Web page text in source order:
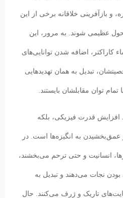
و بازآفرینی خلاقانه برخی از این
عظیمی شوند. به مرور، این
کاراکتر، اضافه شدن توانایی‌های
تبدیل به همان تهدیدهایی
توان مقابلشان بایستند.
افزایش قدرت فیزیکی، بلکه
به انگیزه‌ها است. در
انسانیت و حتی ترحم می‌بخشند،
بودن نجات می‌دهند و تبدیل به
تاریک و ژرف می‌کنند. حال